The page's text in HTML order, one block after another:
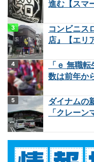
進む【スマ
コンビニス
店』【エ
「ｅ 無職
数は前年か
ダイナムの
「クレー